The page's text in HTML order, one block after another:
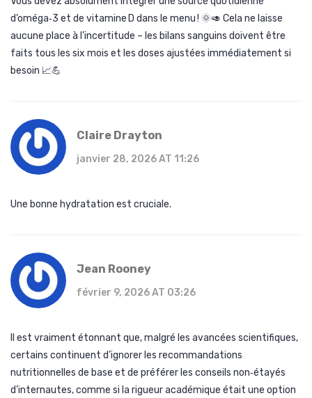
d’oméga‑3 et de vitamine D dans le menu ! 🌞🥑 Cela ne laisse
aucune place à l’incertitude – les bilans sanguins doivent être
faits tous les six mois et les doses ajustées immédiatement si
besoin 📈💪
Claire Drayton
janvier 28, 2026 AT 11:26
Une bonne hydratation est cruciale.
Jean Rooney
février 9, 2026 AT 03:26
Il est vraiment étonnant que, malgré les avancées scientifiques,
certains continuent d’ignorer les recommandations
nutritionnelles de base et de préférer les conseils non‑étayés
d’internautes, comme si la rigueur académique était une option